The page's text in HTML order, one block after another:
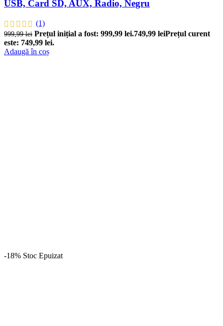
USB, Card SD, AUX, Radio, Negru
(1)
999,99lei Prețul inițial a fost: 999,99 lei.749,99 leiPrețul curent
este: 749,99 lei.
Adaugă în coș
-18% Stoc Epuizat